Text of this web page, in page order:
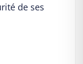
de ses